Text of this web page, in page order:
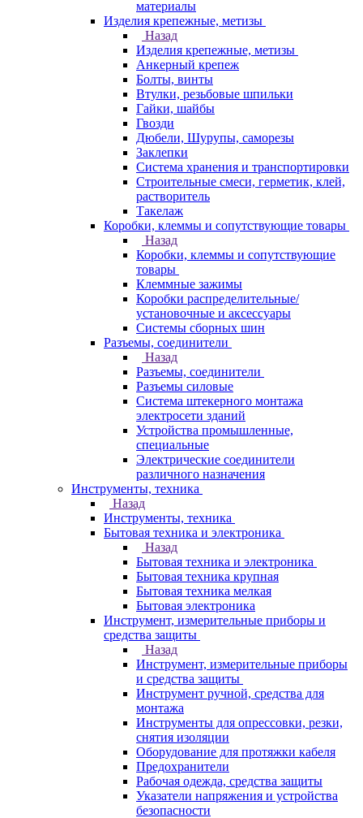
материалы
Изделия крепежные, метизы
Назад
Изделия крепежные, метизы
Анкерный крепеж
Болты, винты
Втулки, резьбовые шпильки
Гайки, шайбы
Гвозди
Дюбели, Шурупы, саморезы
Заклепки
Система хранения и транспортировки
Строительные смеси, герметик, клей,
растворитель
Такелаж
Коробки, клеммы и сопутствующие товары
Назад
Коробки, клеммы и сопутствующие
товары
Клеммные зажимы
Коробки распределительные/
установочные и аксессуары
Системы сборных шин
Разъемы, соединители
Назад
Разъемы, соединители
Разъемы силовые
Система штекерного монтажа
электросети зданий
Устройства промышленные,
специальные
Электрические соединители
различного назначения
Инструменты, техника
Назад
Инструменты, техника
Бытовая техника и электроника
Назад
Бытовая техника и электроника
Бытовая техника крупная
Бытовая техника мелкая
Бытовая электроника
Инструмент, измерительные приборы и
средства защиты
Назад
Инструмент, измерительные приборы
и средства защиты
Инструмент ручной, средства для
монтажа
Инструменты для опрессовки, резки,
снятия изоляции
Оборудование для протяжки кабеля
Предохранители
Рабочая одежда, средства защиты
Указатели напряжения и устройства
безопасности